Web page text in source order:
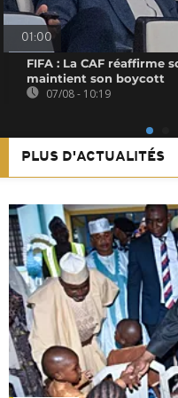
01:00
FIFA : La CAF réaffirme
maintient son boycott
07/08 - 10:19
PLUS D'ACTUALITÉS